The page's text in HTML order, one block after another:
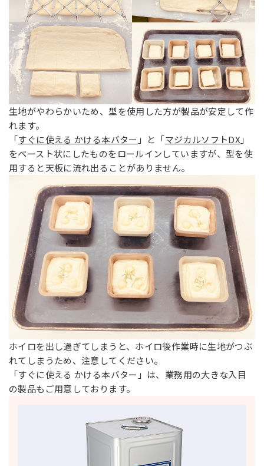
生地がやわらかいため、型を使用した方が製品が安定して作
れます。
「すぐに使える かける本バター 」と「マジカルソフトDX 」
をペースト状にしたものをロールインしていますが、型を使
用すると天板に流れ出ることがありません。
ホイロを出し過ぎてしまうと、ホイロ後作業時に生地がつぶ
れてしまうため、注意してください。
「すぐに使える かける本バター」は、業務用の大きな入目
の製品もご用意しております。